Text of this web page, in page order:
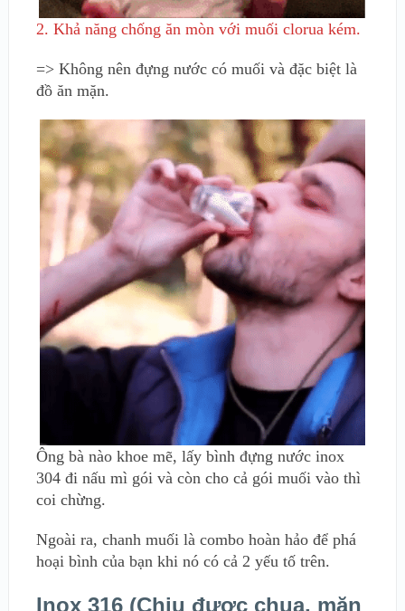
2. Khả năng chống ăn mòn với muối clorua kém.
=> Không nên đựng nước có muối và đặc biệt là
đồ ăn mặn.
Ông bà nào khoe mẽ, lấy bình đựng nước inox
304 đi nấu mì gói và còn cho cả gói muối vào thì
coi chừng.
Ngoài ra, chanh muối là combo hoàn hảo để phá
hoại bình của bạn khi nó có cả 2 yếu tố trên.
Inox 316 (Chịu được chua, mặn